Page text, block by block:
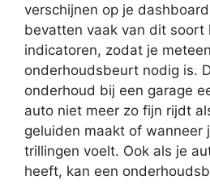
verschijnen op je
bevatten vaak van dit soort
indicatoren, zodat je
onderhoudsbeurt nodig is.
onderhoud bij een garage
auto niet meer zo fijn rijdt
geluiden maakt of wanneer
trillingen voelt. Ook als je
heeft, kan een